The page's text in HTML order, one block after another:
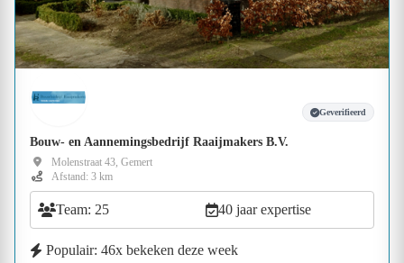
Geverifieerd
Bouw- en Aannemingsbedrijf Raaijmakers B.V.
Molenstraat 43, Gemert
Afstand: 3 km
Team: 25 40 jaar expertise
Populair: 46x bekeken deze week